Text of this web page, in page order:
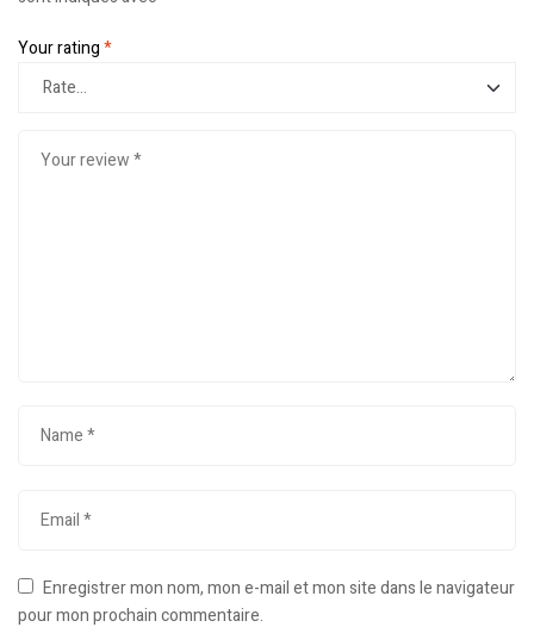
Your rating*
Enregistrer mon nom, mon e-mail et mon site dans le navigateur
pour mon prochain commentaire.